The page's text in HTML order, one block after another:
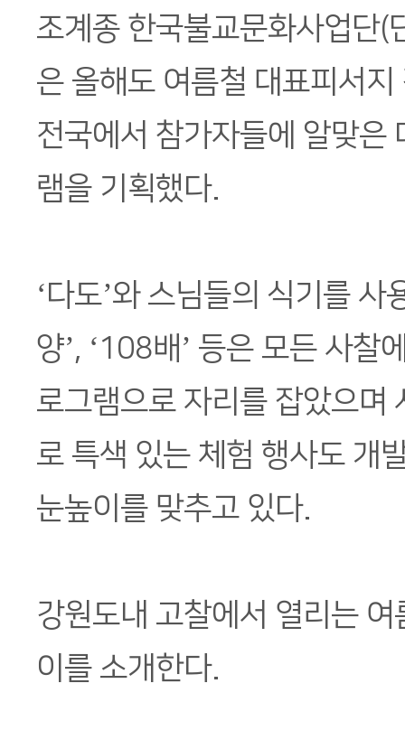
조계종 한국불교문화사업단(
은 올해도 여름철 대표피서지
전국에서 참가자들에 알맞은
램을 기획했다.
‘다도’와 스님들의 식기를 사
양’, ‘108배’ 등은 모든 사찰
로그램으로 자리를 잡았으며
로 특색 있는 체험 행사도 개
눈높이를 맞추고 있다.
강원도내 고찰에서 열리는
이를 소개한다.